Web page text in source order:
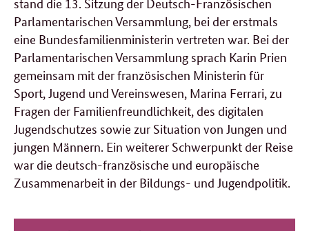
Parlamentarischen Versammlung, bei der erstmals
eine Bundesfamilienministerin vertreten war. Bei der
Parlamentarischen Versammlung sprach Karin Prien
gemeinsam mit der französischen Ministerin für
Sport, Jugend und Vereinswesen, Marina Ferrari, zu
Fragen der Familienfreundlichkeit, des digitalen
Jugendschutzes sowie zur Situation von Jungen und
jungen Männern. Ein weiterer Schwerpunkt der Reise
war die deutsch-französische und europäische
Zusammenarbeit in der Bildungs- und Jugendpolitik.